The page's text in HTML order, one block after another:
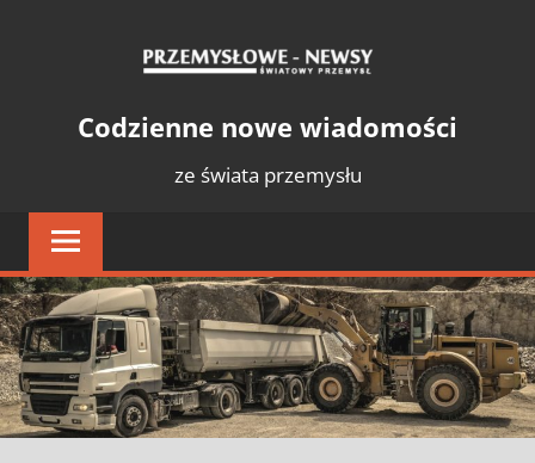
PrzemysłCodzienne nowe wiadomości
ze świata przemysłu